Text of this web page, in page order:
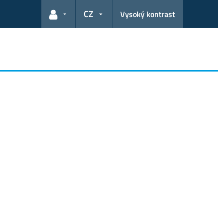
Odkazy pro uživatele
CZ Vysoký kontrast